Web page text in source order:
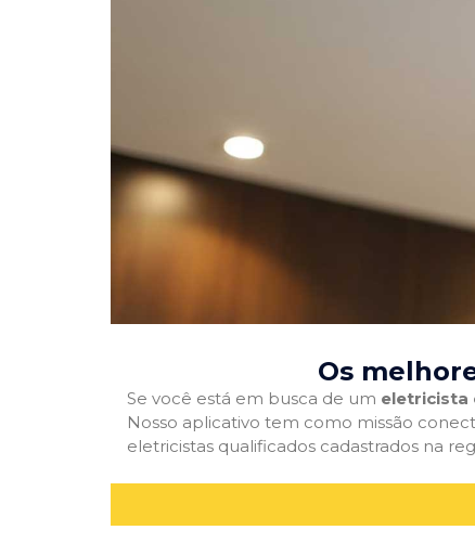
Os
Se você está em busca de um eletricista
Nosso aplicativo tem como missão
eletricistas qualificados cadastrados na